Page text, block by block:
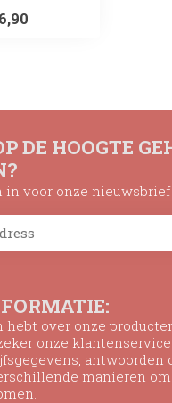
hebt over onze
onze
antwoorden
manieren
DE HOOGTE
in voor onze nieuwsbrief